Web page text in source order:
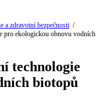
a zdravotní bezpečnosti /
pro ekologickou obnovu vodních
technologie
biotopů